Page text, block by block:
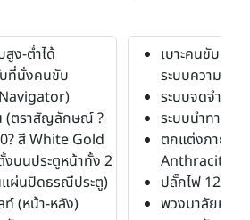
สูง-ต่ำได้
ที่นั่งคนขับ
(ตราสัญลักษณ์ ?
สี White Gold
บนประตูหน้าทั้ง 2
แผ่นปิดธรณีประตู)
ท์ (หน้า-หลัง)
เบาะคนขับปรั
ระบบความจำ)
ระบบจดจำปรั
ระบบนำทาง
ตกแต่งภายใน
Anthracite)
ปลั๊กไฟ 12 โวล
พวงมาลัยหุ้มห